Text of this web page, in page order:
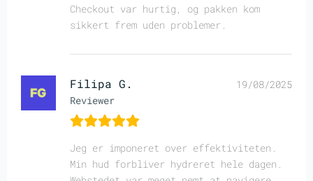
Checkout var hurtig, og pakken kom
sikkert frem uden problemer.
Filipa G.
Reviewer
19/08/2025
Jeg er imponeret over effektiviteten.
Min hud forbliver hydreret hele dagen.